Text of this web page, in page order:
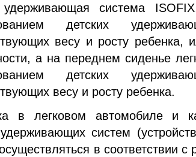
удерживающая система
детских
весу и росту ребенка,
а на переднем сиденье
детских
весу и росту ребенка.
в легковом автомобиле и
удерживающих систем
в соответствии с